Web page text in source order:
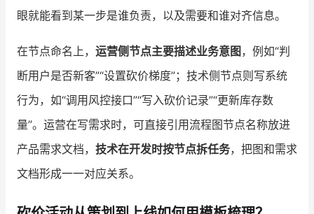
眼就能看到某一步是谁负责，以及需要和谁对齐信息。
在节点命名上， 运营侧节点主要描述业务意图 ，例如“判
断用户是否新客”“设置砍价梯度”；技术侧节点则写系统
行为，如“调用风控接口”“写入砍价记录”“更新库存数
量”。运营在写需求时，可直接引用流程图节点名称放进
产品需求文档， 技术在开发时按节点拆任务，把图和需求
文档形成一一对应关系。